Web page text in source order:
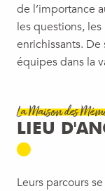
de l’importance
les questions,
enrichissants.
équipes dans la
La Maison des
LIEU
Leurs parcours